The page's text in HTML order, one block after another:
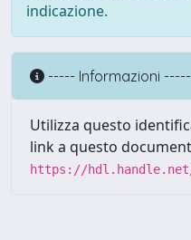
indicazione.
----- Informazioni -----
Utilizza questo
link a questo
https://hdl.handle.net/